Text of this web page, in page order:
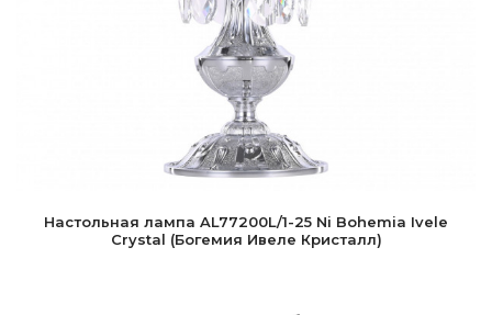
Настольная лампа AL77200L/1-25 Ni Bohemia Ivele
Crystal (Богемия Ивеле Кристалл)